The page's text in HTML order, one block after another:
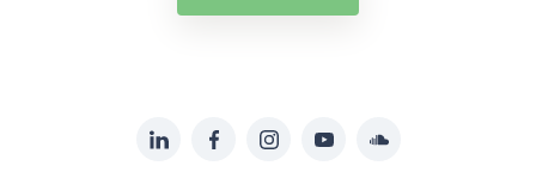
LinkedInFacebookInstagramYouTubeSoundcloud